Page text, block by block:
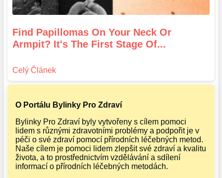
Find Papillomas On Your Neck Or
Armpit? It's The First Stage Of...
O Portálu Bylinky Pro Zdraví
Bylinky Pro Zdraví byly vytvořeny s cílem pomoci
lidem s různými zdravotními problémy a podpořit je v
péči o své zdraví pomocí přírodních léčebných metod.
Naše cílem je pomoci lidem zlepšit své zdraví a kvalitu
života, a to prostřednictvím vzdělávání a sdílení
informací o přírodních léčebných metodách.